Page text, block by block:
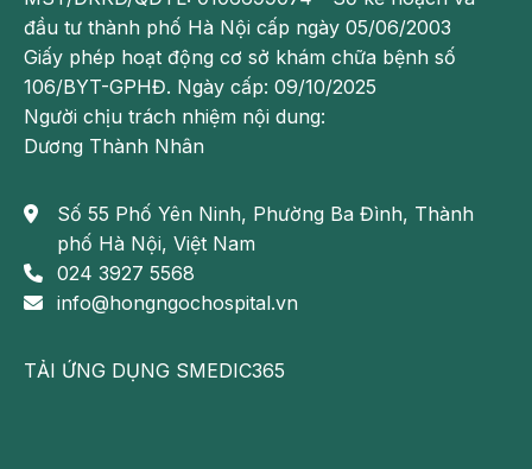
mạc này với những giải pháp đến từ các loại thuốc
tân dược
Phòng tránh viêm amidan giả mạc
dai dẳng và khó chịu như viêm amidan giả mạc, các
bạn hãy ghi nhớ và thực hiện những lời khuyên dưới
đầu tư thành phố Hà Nội cấp ngày 05/06/2003
Giấy phép hoạt động cơ sở khám chữa bệnh số
106/BYT-GPHĐ. Ngày cấp: 09/10/2025
Người chịu trách nhiệm nội dung:
Dương Thành Nhân
Số 55 Phố Yên Ninh, Phường Ba Đình, Thành
phố Hà Nội, Việt Nam
024 3927 5568
info@hongngochospital.vn
TẢI ỨNG DỤNG SMEDIC365